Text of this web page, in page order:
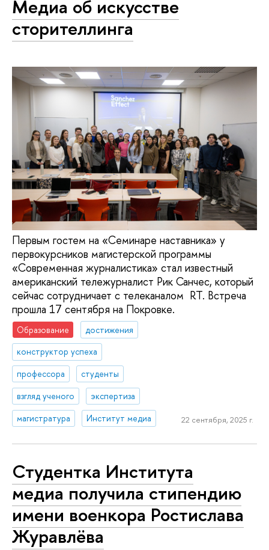
Медиа об искусстве
сторителлинга
Первым гостем на «Семинаре наставника» у
первокурсников магистерской программы
«Современная журналистика» стал известный
американский тележурналист Рик Санчес, который
сейчас сотрудничает с телеканалом RT. Встреча
прошла 17 сентября на Покровке.
Образование
достижения
конструктор успеха
профессора
студенты
взгляд ученого
экспертиза
магистратура
Институт медиа 22 сентября, 2025 г.
Студентка Института
медиа получила стипендию
имени военкора Ростислава
Журавлёва